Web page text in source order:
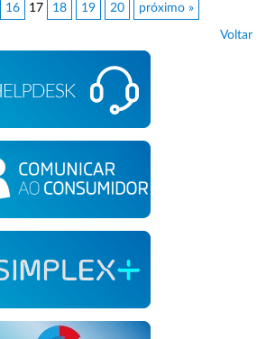
16 17 18 19 20 próximo »
Voltar